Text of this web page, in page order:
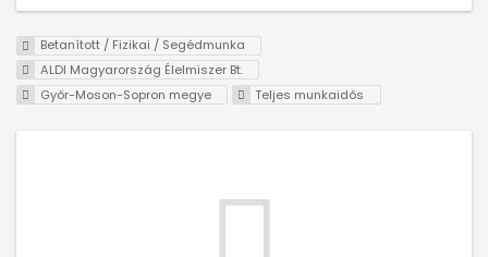
Betanított / Fizikai / Segédmunka
ALDI Magyarország Élelmiszer Bt.
Győr-Moson-Sopron megye
Teljes munkaidős